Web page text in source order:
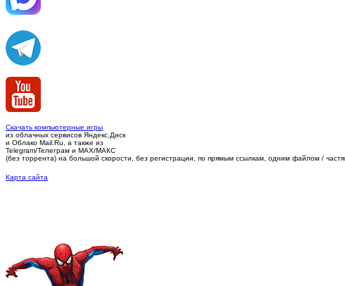
Скачать компьютерные игры
из облачных сервисов Яндекс.Диск
и Облако Mail.Ru, а также из
Telegram/Телеграм и MAX/МАКС
(без торрента) на большой скорости, без регистрации, по прямым ссылкам, одним файлом /
Карта сайта